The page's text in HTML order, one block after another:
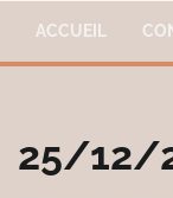
content
ACCUEIL
25/12/